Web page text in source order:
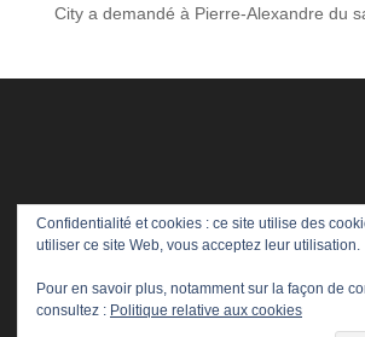
City a demandé à Pierre-Alexandre du
Confidentialité et cookies : ce site utilise des
utiliser ce site Web, vous acceptez leur utilisation.
Pour en savoir plus, notamment sur la façon de
consultez : Politique relative aux cookies